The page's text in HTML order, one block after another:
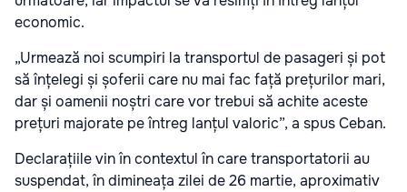
economic.
„Urmează noi scumpiri la transportul de pasageri și pot
să înțelegi și șoferii care nu mai fac față prețurilor mari,
dar și oamenii noștri care vor trebui să achite aceste
prețuri majorate pe întreg lanțul valoric”, a spus Ceban.
Declarațiile vin în contextul în care transportatorii au
suspendat, în dimineața zilei de 26 martie, aproximativ